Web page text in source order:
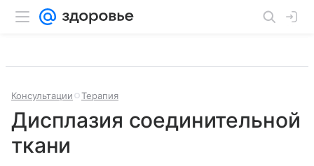
Консультации Терапия
Дисплазия соединительной
ткани